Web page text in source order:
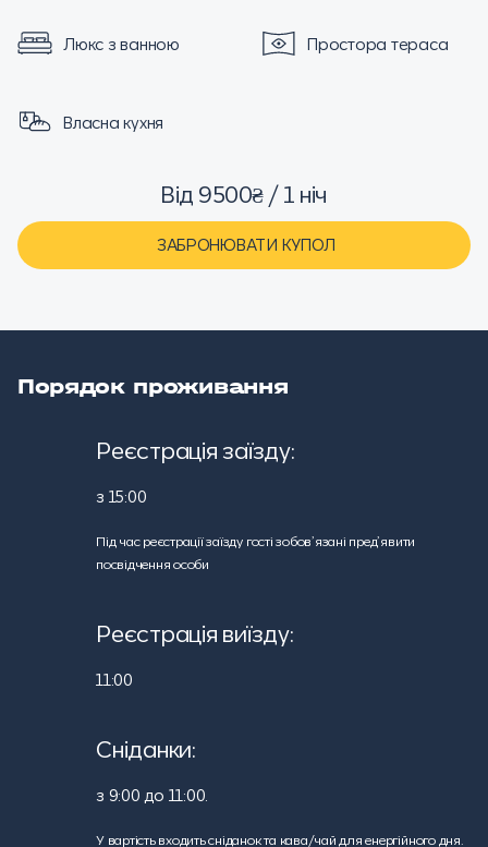
Люкс з ванною Простора тераса
Власна кухня
Від 9500₴ / 1 ніч
ЗАБРОНЮВАТИ КУПОЛ
Порядок проживання
Реєстрація заїзду:
з 15:00
Під час реєстрації заїзду гості зобов’язані пред’явити
посвідчення особи
Реєстрація виїзду:
11:00
Сніданки:
з 9:00 до 11:00.
У вартість входить сніданок та кава/чай для енергійного дня.